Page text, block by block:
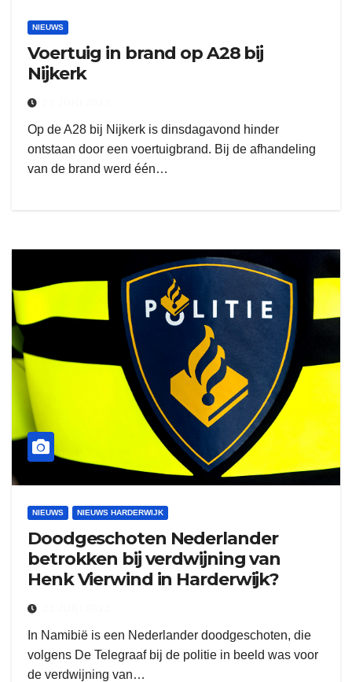
NIEUWS
Voertuig in brand op A28 bij
Nijkerk
Op de A28 bij Nijkerk is dinsdagavond hinder
ontstaan door een voertuigbrand. Bij de afhandeling
van de brand werd één…
NIEUWS NIEUWS HARDERWIJK
Doodgeschoten Nederlander
betrokken bij verdwijning van
Henk Vierwind in Harderwijk?
In Namibië is een Nederlander doodgeschoten, die
volgens De Telegraaf bij de politie in beeld was voor
de verdwijning van…